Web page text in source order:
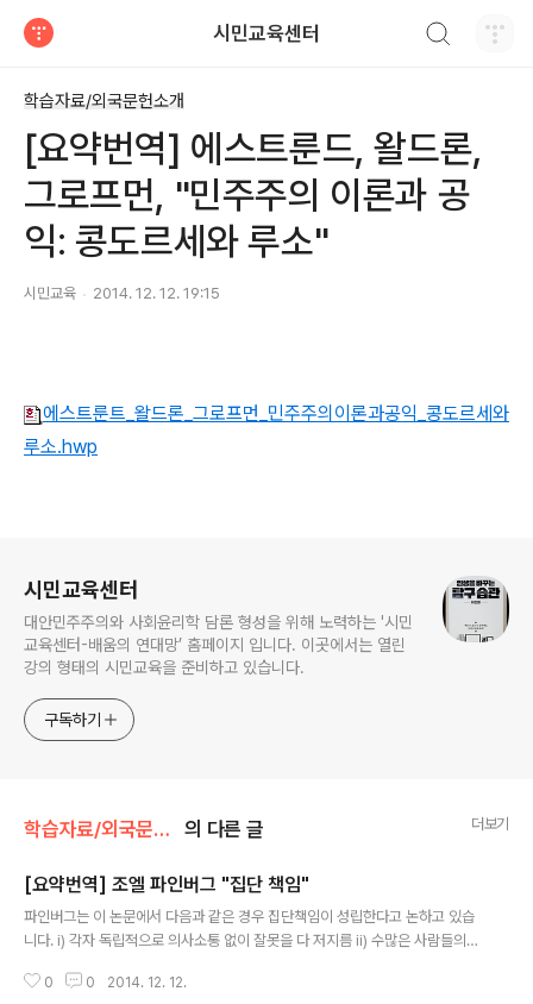
시민교육센터
학습자료/외국문헌소개
[요약번역] 에스트룬드, 왈드론,
그로프먼, "민주주의 이론과 공
익: 콩도르세와 루소"
시민교육 2014. 12. 12. 19:15
에스트룬트_왈드론_그로프먼_민주주의이론과공익_콩도르세와
루소.hwp
시민교육센터
대안민주주의와 사회윤리학 담론 형성을 위해 노력하는 '시민
교육센터-배움의 연대망’ 홈페이지 입니다. 이곳에서는 열린
강의 형태의 시민교육을 준비하고 있습니다.
구독하기
학습자료/외국문헌소개 의 다른 글 더보기
[요약번역] 조엘 파인버그 "집단 책임"
파인버그는 이 논문에서 다음과 같은 경우 집단책임이 성립한다고 논하고 있습
니다. i) 각자 독립적으로 의사소통 없이 잘못을 다 저지름 ii) 수많은 사람들의
으로 지지하고 참여하는 공통 문화의 일부 특성 때문에 발생한 것일 경우.
0 0 2014. 12. 12.